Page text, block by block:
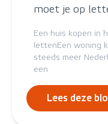
moet je op
Een huis kopen in
lettenEen woning
steeds meer
een
Lees deze